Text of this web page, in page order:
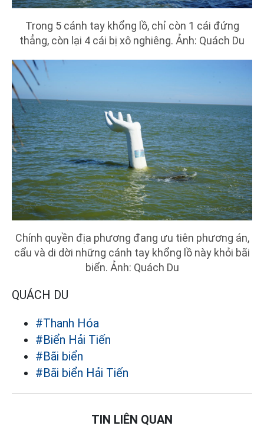
Trong 5 cánh tay khổng lồ, chỉ còn 1 cái đứng
thẳng, còn lại 4 cái bị xô nghiêng. Ảnh: Quách Du
Chính quyền địa phương đang ưu tiên phương án,
cẩu và di dời những cánh tay khổng lồ này khỏi bãi
biển. Ảnh: Quách Du
QUÁCH DU
#Thanh Hóa
#Biển Hải Tiến
#Bãi biển
#Bãi biển Hải Tiến
TIN LIÊN QUAN